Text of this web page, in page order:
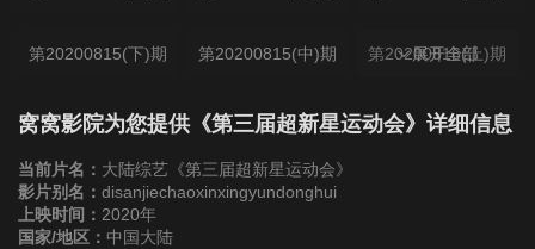
第20200815(下)期 第20200815(中)期 第20200816(上)期
第20200816(下)期
展开全部
窝窝影院为您提供《第三届超新星运动会》详细信息
当前片名： 大陆综艺《第三届超新星运动会》
影片别名： disanjiechaoxinxingyundonghui
上映时间： 2020年
国家/地区： 中国大陆